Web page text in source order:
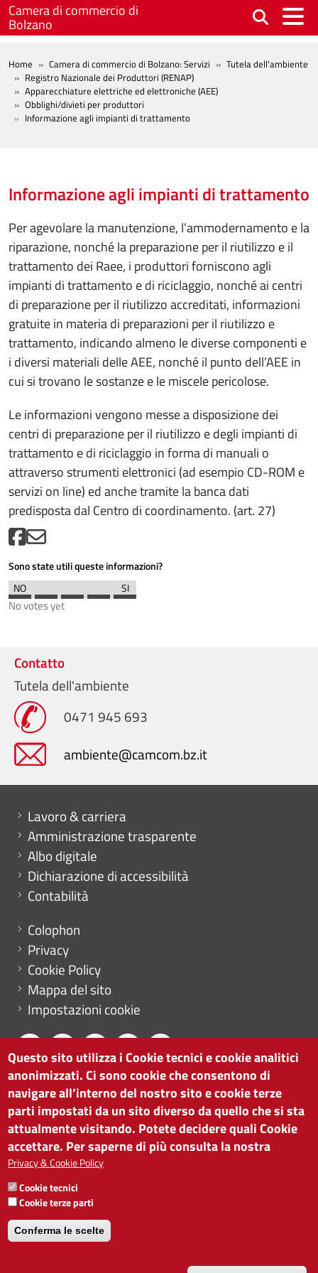
Salta al contenuto principale
Camera di commercio di
Bolzano
BREADCRUMB
Home Camera di commercio di Bolzano: Servizi
Tutela dell'ambiente
Registro Nazionale dei Produttori (RENAP)
Apparecchiature elettriche ed elettroniche (AEE)
Obblighi/divieti per produttori
Informazione agli impianti di trattamento
Informazione agli impianti di trattamento
Per agevolare la manutenzione, l’ammodernamento e la
riparazione, nonché la preparazione per il riutilizzo e il
trattamento dei Raee, i produttori forniscono agli
impianti di trattamento e di riciclaggio, nonché ai centri
di preparazione per il riutilizzo accreditati, informazioni
gratuite in materia di preparazioni per il riutilizzo e
trattamento, indicando almeno le diverse componenti e
i diversi materiali delle AEE, nonché il punto dell’AEE in
cui si trovano le sostanze e le miscele pericolose.
Le informazioni vengono messe a disposizione dei
centri di preparazione per il riutilizzo e degli impianti di
trattamento e di riciclaggio in forma di manuali o
attraverso strumenti elettronici (ad esempio CD-ROM e
servizi on line) ed anche tramite la banca dati
predisposta dal Centro di coordinamento. (art. 27)
Sono state utili queste informazioni?
No votes yet
Contatto
Tutela dell'ambiente
0471 945 693
ambiente@camcom.bz.it
Mini menu di servizio
Lavoro & carriera
Amministrazione trasparente
Albo digitale
Dichiarazione di accessibilità
Contabilità
Menu footer
Colophon
Privacy
Cookie Policy
Mappa del sito
Impostazioni cookie
CAMERA DI COMMERCIO DI BOLZANO
via Alto Adige 60 | I-39100 Bolzano
tel. 0471 945 511 |info@camcom.bz.it
Partita IVA: 00376420212
ISTITUTO PER LA PROMOZIONE DELLO
SVILUPPO ECONOMICO
Partita IVA: 01716880214
Questo sito utilizza i Cookie tecnici e cookie analitici
anonimizzati. Ci sono cookie che consentono di
navigare all’interno del nostro sito e cookie terze
parti impostati da un sito diverso da quello che si sta
attualmente visitando. Potete decidere quali Cookie
accettare. Per saperne di più consulta la nostra
Privacy & Cookie Policy
Cookie tecnici
Cookie terze parti
Conferma le scelte